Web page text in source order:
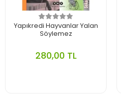
Yapıkredi Hayvanlar Yalan
Söylemez
280,00 TL